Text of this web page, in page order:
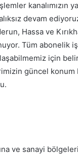
kanalımızın
devam
Hassa ve
Tüm abonelik
için
güncel konum
ve sanayi